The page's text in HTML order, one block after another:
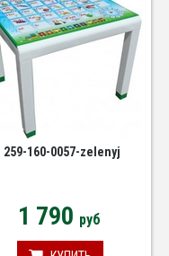
259-160-0057-zelenyj
1 790 руб